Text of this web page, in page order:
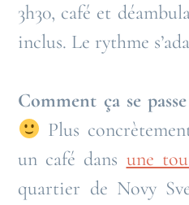
3h30, café et
inclus. Le rythme
Comment ça se
Plus
un café dans une
quartier de Novy